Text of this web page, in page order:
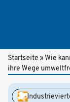
Startseite »Wie
ihre Wege